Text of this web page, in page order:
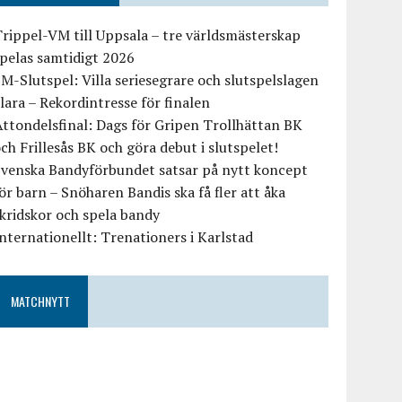
VM till Uppsala – tre världsmästerskap
samtidigt 2026
Slutspel: Villa seriesegrare och slutspelslagen
– Rekordintresse för finalen
Dags för Gripen Trollhättan BK
Frillesås BK och göra debut i slutspelet!
Bandyförbundet satsar på nytt koncept
barn – Snöharen Bandis ska få fler att åka
och spela bandy
Trenationers i Karlstad
MATCHNYTT